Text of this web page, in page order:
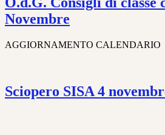
Novembre
AGGIORNAMENTO CALENDARIO
Sciopero SISA 4